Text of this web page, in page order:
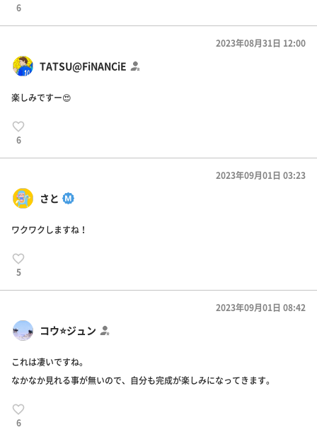
6
TATSU@FiNANCiE
2023年08月31日 12:00
楽しみですー😍
6
さと
2023年09月01日 03:23
ワクワクしますね！
5
コウ⭐ジュン
2023年09月01日 08:42
これは凄いですね。
なかなか見れる事が無いので、自分も完成が楽しみになってきます。
6